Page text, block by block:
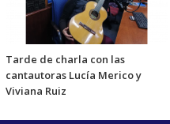
Tarde de charla con las
cantautoras Lucía Merico y
Viviana Ruiz